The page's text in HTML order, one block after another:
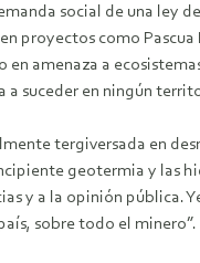
social de una ley
proyectos como
amenaza a
a suceder en ningún
tergiversada en
geotermia y las
y a la opinión pública.
sobre todo el minero”.